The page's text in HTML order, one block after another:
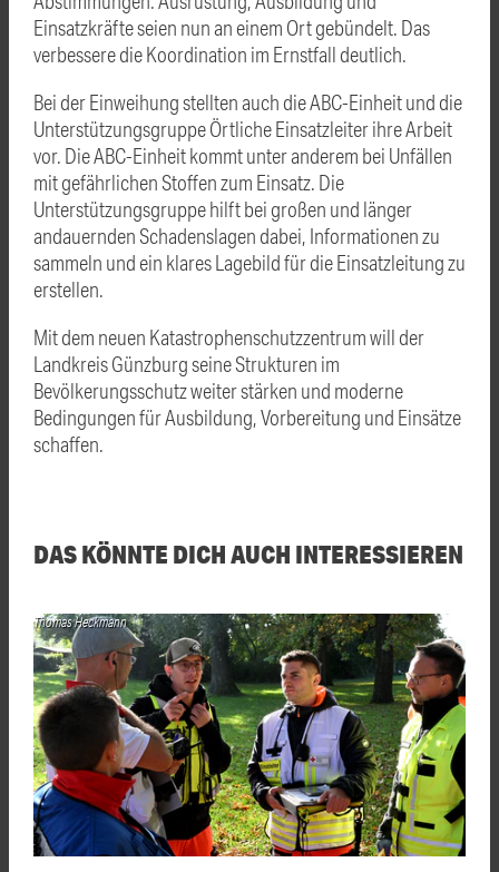
Einsatzkräfte seien nun an einem Ort gebündelt. Das
verbessere die Koordination im Ernstfall deutlich.
Bei der Einweihung stellten auch die ABC-Einheit und die
Unterstützungsgruppe Örtliche Einsatzleiter ihre Arbeit
vor. Die ABC-Einheit kommt unter anderem bei Unfällen
mit gefährlichen Stoffen zum Einsatz. Die
Unterstützungsgruppe hilft bei großen und länger
andauernden Schadenslagen dabei, Informationen zu
sammeln und ein klares Lagebild für die Einsatzleitung zu
erstellen.
Mit dem neuen Katastrophenschutzzentrum will der
Landkreis Günzburg seine Strukturen im
Bevölkerungsschutz weiter stärken und moderne
Bedingungen für Ausbildung, Vorbereitung und Einsätze
schaffen.
DAS KÖNNTE DICH AUCH INTERESSIEREN
Thomas Heckmann